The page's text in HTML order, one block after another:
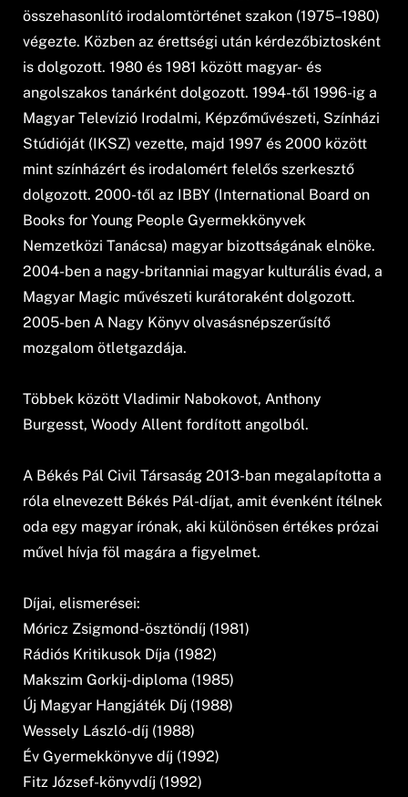
összehasonlító irodalomtörténet szakon (1975–1980)
végezte. Közben az érettségi után kérdezőbiztosként
is dolgozott. 1980 és 1981 között magyar- és
angolszakos tanárként dolgozott. 1994-től 1996-ig a
Magyar Televízió Irodalmi, Képzőművészeti, Színházi
Stúdióját (IKSZ) vezette, majd 1997 és 2000 között
mint színházért és irodalomért felelős szerkesztő
dolgozott. 2000-től az IBBY (International Board on
Books for Young People Gyermekkönyvek
Nemzetközi Tanácsa) magyar bizottságának elnöke.
2004-ben a nagy-britanniai magyar kulturális évad, a
Magyar Magic művészeti kurátoraként dolgozott.
2005-ben A Nagy Könyv olvasásnépszerűsítő
mozgalom ötletgazdája.
Többek között Vladimir Nabokovot, Anthony
Burgesst, Woody Allent fordított angolból.
A Békés Pál Civil Társaság 2013-ban megalapította a
róla elnevezett Békés Pál-díjat, amit évenként ítélnek
oda egy magyar írónak, aki különösen értékes prózai
művel hívja föl magára a figyelmet.
Díjai, elismerései:
Móricz Zsigmond-ösztöndíj (1981)
Rádiós Kritikusok Díja (1982)
Makszim Gorkij-diploma (1985)
Új Magyar Hangjáték Díj (1988)
Wessely László-díj (1988)
Év Gyermekkönyve díj (1992)
Fitz József-könyvdíj (1992)